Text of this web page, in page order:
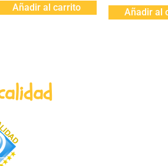
Añadir al carrito Añadir al